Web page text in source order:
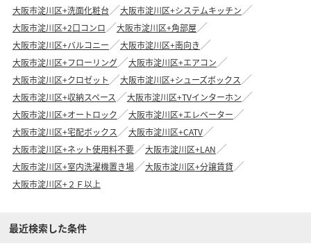
大阪市淀川区+洗面化粧台
大阪市淀川区+システムキッチン
大阪市淀川区+2口コンロ
大阪市淀川区+角部屋
大阪市淀川区+バルコニー
大阪市淀川区+南向き
大阪市淀川区+フローリング
大阪市淀川区+エアコン
大阪市淀川区+クロゼット
大阪市淀川区+シューズボックス
大阪市淀川区+収納スペース
大阪市淀川区+TVインターホン
大阪市淀川区+オートロック
大阪市淀川区+エレベーター
大阪市淀川区+宅配ボックス
大阪市淀川区+CATV
大阪市淀川区+ネット使用料不要
大阪市淀川区+LAN
大阪市淀川区+室内洗濯機置き場
大阪市淀川区+分譲賃貸
大阪市淀川区+２Ｆ以上
最近検索した条件